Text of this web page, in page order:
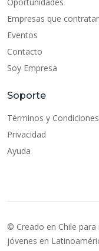
Empresas que
Eventos
Contacto
Soy Empresa
Soporte
Términos y Condiciones
Privacidad
Ayuda
© Creado en Chile
jóvenes en